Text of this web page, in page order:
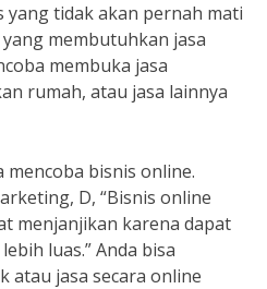
yang tidak akan pernah mati
membutuhkan jasa
membuka jasa
rumah, atau jasa lainnya
mencoba bisnis online.
D, “Bisnis online
menjanjikan karena dapat
luas.” Anda bisa
atau jasa secara online